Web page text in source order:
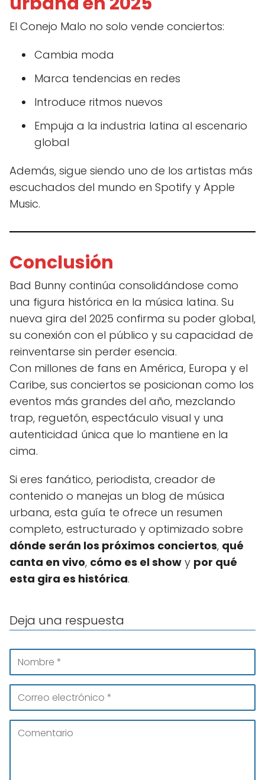
El Conejo Malo no solo vende conciertos:
Cambia moda
Marca tendencias en redes
Introduce ritmos nuevos
Empuja a la industria latina al escenario
global
Además, sigue siendo uno de los artistas más
escuchados del mundo en Spotify y Apple
Music.
Conclusión
Bad Bunny continúa consolidándose como
una figura histórica en la música latina. Su
nueva gira del 2025 confirma su poder global,
su conexión con el público y su capacidad de
reinventarse sin perder esencia.
Con millones de fans en América, Europa y el
Caribe, sus conciertos se posicionan como los
eventos más grandes del año, mezclando
trap, reguetón, espectáculo visual y una
autenticidad única que lo mantiene en la
cima.
Si eres fanático, periodista, creador de
contenido o manejas un blog de música
urbana, esta guía te ofrece un resumen
completo, estructurado y optimizado sobre
dónde serán los próximos conciertos, qué
canta en vivo, cómo es el show y por qué
esta gira es histórica.
Deja una respuesta